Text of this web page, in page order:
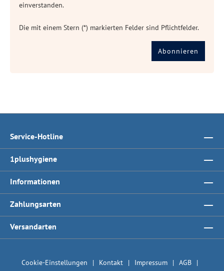
einverstanden.
Die mit einem Stern (*) markierten Felder sind Pflichtfelder.
Abonnieren
Service-Hotline
1plushygiene
Informationen
Zahlungsarten
Versandarten
Cookie-Einstellungen Kontakt Impressum AGB